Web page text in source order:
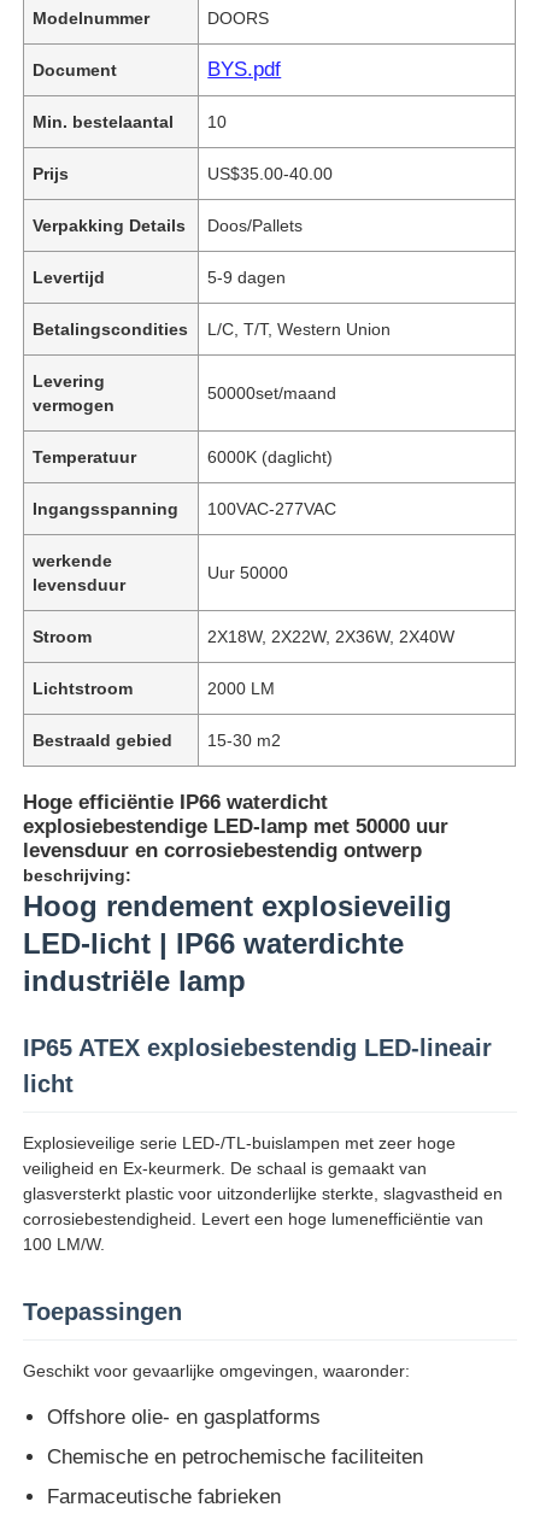
Modelnummer DOORS
Document BYS.pdf
Min. bestelaantal 10
Prijs US$35.00-40.00
Verpakking Details Doos/Pallets
Levertijd 5-9 dagen
Betalingscondities L/C, T/T, Western Union
Levering
vermogen
50000set/maand
Temperatuur 6000K (daglicht)
Ingangsspanning 100VAC-277VAC
werkende
levensduur
Uur 50000
Stroom 2X18W, 2X22W, 2X36W, 2X40W
Lichtstroom 2000 LM
Bestraald gebied 15-30 m2
Hoge efficiëntie IP66 waterdicht
explosiebestendige LED-lamp met 50000 uur
levensduur en corrosiebestendig ontwerp
beschrijving:
Hoog rendement explosieveilig
LED-licht | IP66 waterdichte
industriële lamp
IP65 ATEX explosiebestendig LED-lineair
licht
Explosieveilige serie LED-/TL-buislampen met zeer hoge
veiligheid en Ex-keurmerk. De schaal is gemaakt van
glasversterkt plastic voor uitzonderlijke sterkte, slagvastheid en
corrosiebestendigheid. Levert een hoge lumenefficiëntie van
100 LM/W.
Toepassingen
Geschikt voor gevaarlijke omgevingen, waaronder:
Offshore olie- en gasplatforms
Chemische en petrochemische faciliteiten
Farmaceutische fabrieken